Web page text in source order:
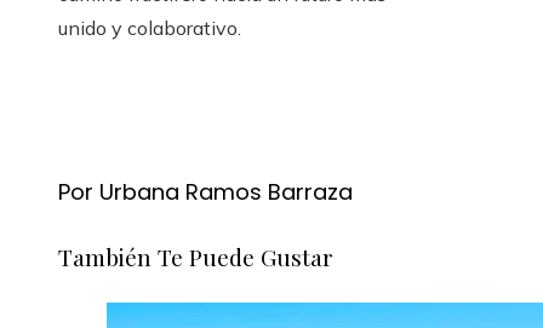
unido y colaborativo.
Por Urbana Ramos Barraza
También Te Puede Gustar